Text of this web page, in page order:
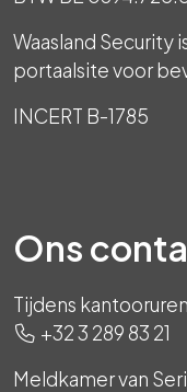
Waasland Security
portaalsite voor
INCERT B-1785
Ons
Tijdens kantooruren
+32 3 289 83 21
Meldkamer van